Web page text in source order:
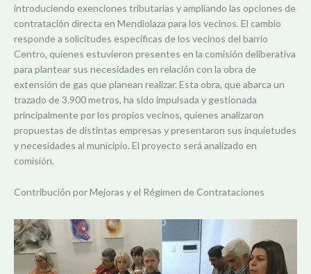
introduciendo exenciones tributarias y ampliando las opciones de
contratación directa en Mendiolaza para los vecinos. El cambio
responde a solicitudes específicas de los vecinos del barrio
Centro, quienes estuvieron presentes en la comisión deliberativa
para plantear sus necesidades en relación con la obra de
extensión de gas que planean realizar. Esta obra, que abarca un
trazado de 3.900 metros, ha sido impulsada y gestionada
principalmente por los propios vecinos, quienes analizaron
propuestas de distintas empresas y presentaron sus inquietudes
y necesidades al municipio. El proyecto será analizado en
comisión.
Contribución por Mejoras y el Régimen de Contrataciones